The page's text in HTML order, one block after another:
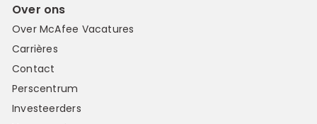
Over ons
Over McAfee Vacatures
Carrières
Contact
Perscentrum
Investeerders